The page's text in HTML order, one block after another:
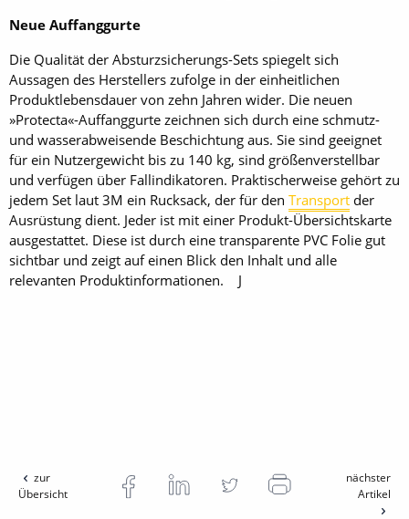
Neue Auffanggurte
Die Qualität der Absturzsicherungs-Sets spiegelt sich
Aussagen des Herstellers zufolge in der einheitlichen
Produktlebensdauer von zehn Jahren wider. Die neuen
»Protecta«-Auffanggurte zeichnen sich durch eine schmutz-
und wasserabweisende Beschichtung aus. Sie sind geeignet
für ein Nutzergewicht bis zu 140 kg, sind größenverstellbar
und verfügen über Fallindikatoren. Praktischerweise gehört zu
jedem Set laut 3M ein Rucksack, der für den Transport der
Ausrüstung dient. Jeder ist mit einer Produkt-Übersichtskarte
ausgestattet. Diese ist durch eine transparente PVC Folie gut
sichtbar und zeigt auf einen Blick den Inhalt und alle
relevanten Produktinformationen. J
zur
Übersicht
nächster
Artikel